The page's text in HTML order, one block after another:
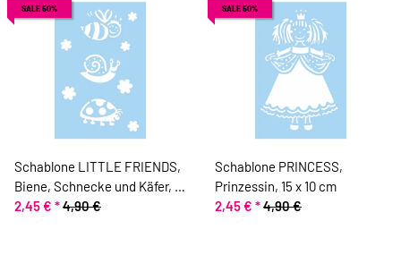
SALE 50%
Schablone LITTLE FRIENDS,
Biene, Schnecke und Käfer, 15
x 10 cm
2,45 € *4,90 €
SALE 50%
Schablone PRINCESS,
Prinzessin, 15 x 10 cm
2,45 € *4,90 €